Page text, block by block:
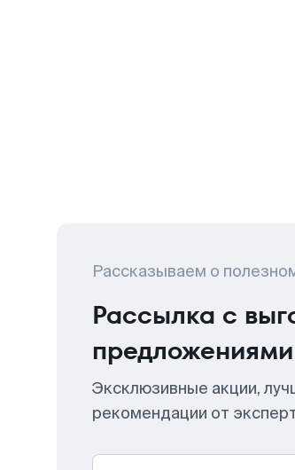
Рассказываем о
Рассылка с
предложениями
Эксклюзивные акции,
рекомендации от